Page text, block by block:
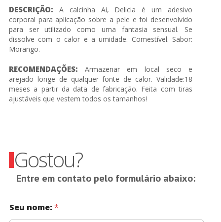
DESCRIÇÃO: A calcinha Ai, Delicia é um adesivo
corporal para aplicação sobre a pele e foi desenvolvido
para ser utilizado como uma fantasia sensual. Se
dissolve com o calor e a umidade. Comestível. Sabor:
Morango.
RECOMENDAÇÕES: Armazenar em local seco e
arejado longe de qualquer fonte de calor. Validade:18
meses a partir da data de fabricação. Feita com tiras
ajustáveis que vestem todos os tamanhos!
Gostou?
Entre em contato pelo formulário abaixo:
Seu nome: *